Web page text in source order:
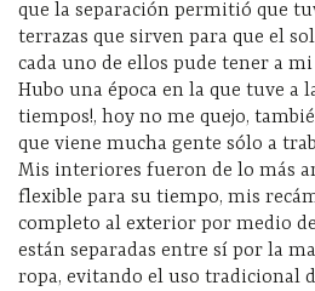
que la separación permitió que
terrazas que sirven para que el
cada uno de ellos pude tener a
Hubo una época en la que tuve a
tiempos!, hoy no me quejo,
que viene mucha gente sólo a
Mis interiores fueron de lo más
flexible para su tiempo, mis
completo al exterior por medio
están separadas entre sí por la
ropa, evitando el uso tradicional